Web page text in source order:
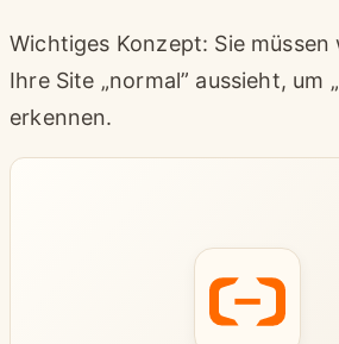
Wichtiges Konzept: Sie müssen
Ihre Site „normal” aussieht, um
erkennen.